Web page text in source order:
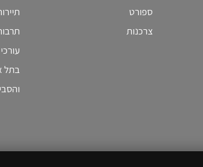
ספורט
צרכנות
בתל